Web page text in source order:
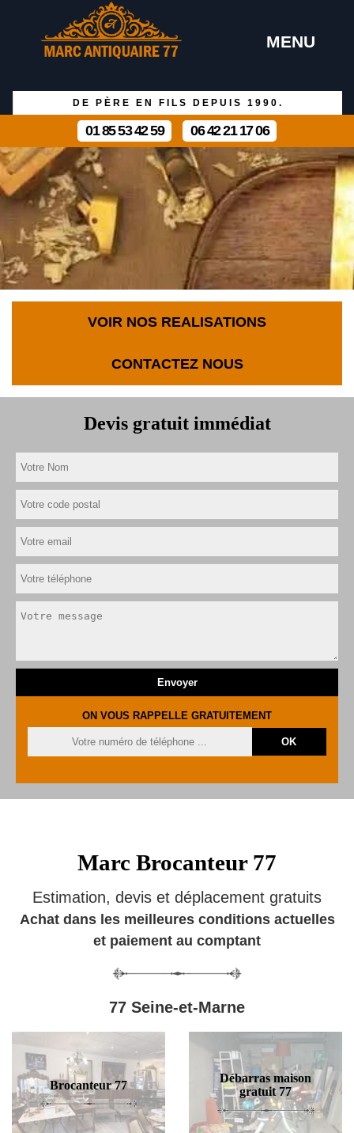
MENU
DE PÈRE EN FILS DEPUIS 1990.
01 85 53 42 59 06 42 21 17 06
VOIR NOS REALISATIONS
CONTACTEZ NOUS
Devis gratuit immédiat
ON VOUS RAPPELLE GRATUITEMENT
Marc Brocanteur 77
Estimation, devis et déplacement gratuits
Achat dans les meilleures conditions actuelles
et paiement au comptant
77 Seine-et-Marne
Brocanteur 77
Débarras maison
gratuit 77